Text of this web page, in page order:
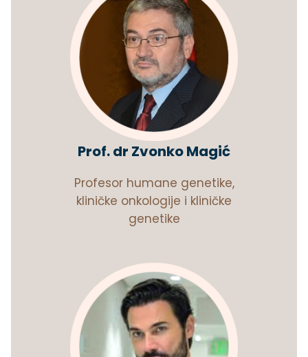
Prof. dr Zvonko Magić
Profesor humane genetike,
kliničke onkologije i kliničke
genetike